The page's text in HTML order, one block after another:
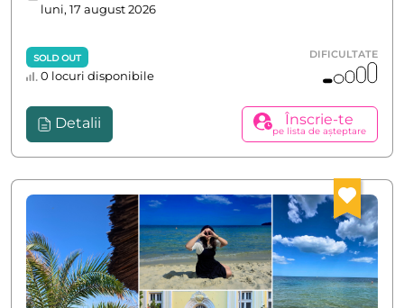
luni, 17 august 2026
SOLD OUT
0 locuri disponibile
DIFICULTATE
Detalii Înscrie-te
pe lista de așteptare